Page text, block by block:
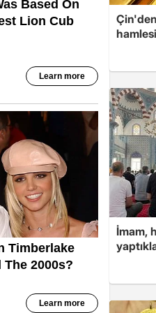
hamlesi
İmam,